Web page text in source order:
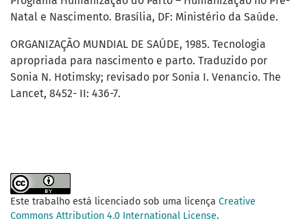
Natal e Nascimento. Brasília, DF: Ministério da Saúde.
ORGANIZAÇÃO MUNDIAL DE SAÚDE, 1985. Tecnologia
apropriada para nascimento e parto. Traduzido por
Sonia N. Hotimsky; revisado por Sonia I. Venancio. The
Lancet, 8452- II: 436-7.
Este trabalho está licenciado sob uma licença Creative
Commons Attribution 4.0 International License.